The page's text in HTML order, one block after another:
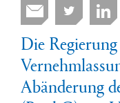
Die
Abänderung